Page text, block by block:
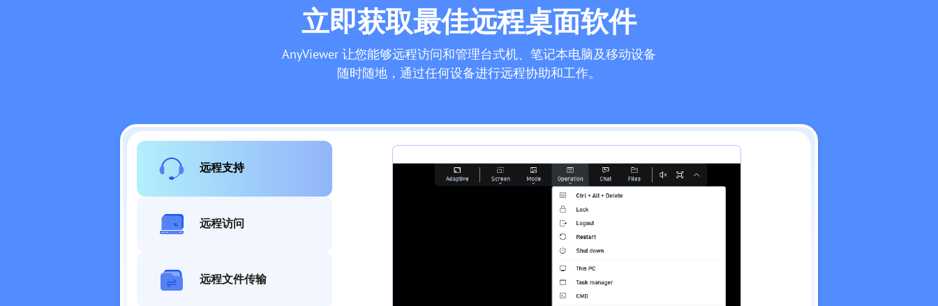
立即获取最佳远程桌面软件
AnyViewer 让您能够远程访问和管理台式机、笔记本电脑及移动设备
随时随地，通过任何设备进行远程协助和工作。
远程支持
远程访问
远程文件传输